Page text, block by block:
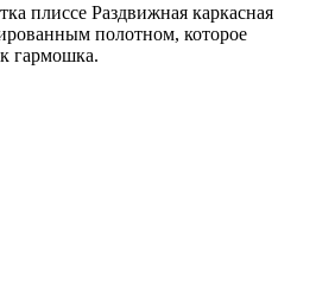
плиссе Раздвижная каркасная
полотном, которое
гармошка.